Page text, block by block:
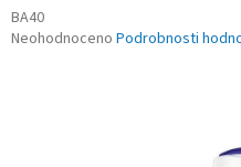
BA40
Průměrné
Neohodnoceno Podrobnosti